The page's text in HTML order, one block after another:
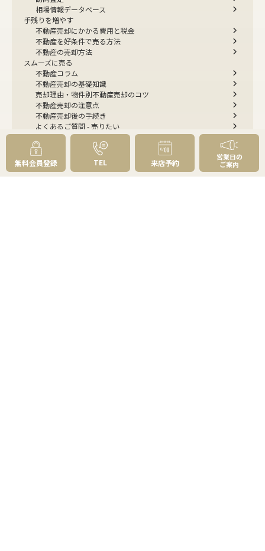
相場情報データベース
手残りを増やす
不動産売却にかかる費用と税金
不動産を好条件で売る方法
不動産の売却方法
スムーズに売る
不動産コラム
不動産売却の基礎知識
売却理由・物件別不動産売却のコツ
不動産売却の注意点
不動産売却後の手続き
よくあるご質問 - 売りたい
スピード売却
不動産買取という売却方法
不動産のご売却お任せください
弊社が選ばれる理由
売却成功ストーリー40選
無料会員登録 TEL 来店予約
営業日の
ご案内